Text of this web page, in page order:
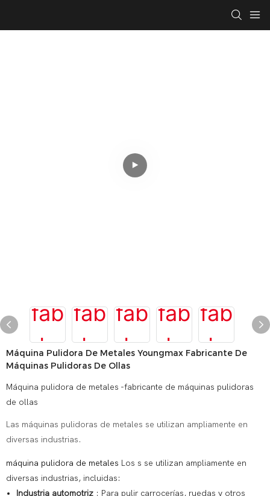
Máquina Pulidora De Metales Youngmax Fabricante De
Máquinas Pulidoras De Ollas
Máquina pulidora de metales -fabricante de máquinas pulidoras
de ollas
Las máquinas pulidoras de metales se utilizan ampliamente en
diversas industrias.
máquina pulidora de metales Los s se utilizan ampliamente en
diversas industrias, incluidas:
Industria automotriz : Para pulir carrocerías, ruedas y otros